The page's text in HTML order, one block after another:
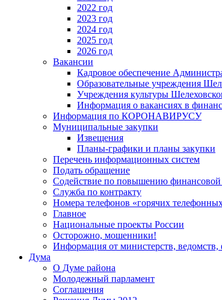
2022 год
2023 год
2024 год
2025 год
2026 год
Вакансии
Кадровое обеспечение
Образовательные учреждения
Учреждения культуры
Информация о вакансиях в
Информация по КОРОНАВИРУСУ
Муниципальные закупки
Извещения
Планы-графики и планы закупки
Перечень информационных систем
Подать обращение
Содействие по повышению финансовой
Служба по контракту
Номера телефонов «горячих
Главное
Национальные проекты России
Осторожно, мошенники!
Информация от министерств, ведомств,
Дума
О Думе района
Молодежный парламент
Соглашения